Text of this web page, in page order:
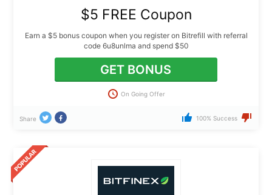
$5 FREE Coupon
Earn a $5 bonus coupon when you register on Bitrefill with referral
code 6u8unlma and spend $50
GET BONUS
On Going Offer
Share 100% Success